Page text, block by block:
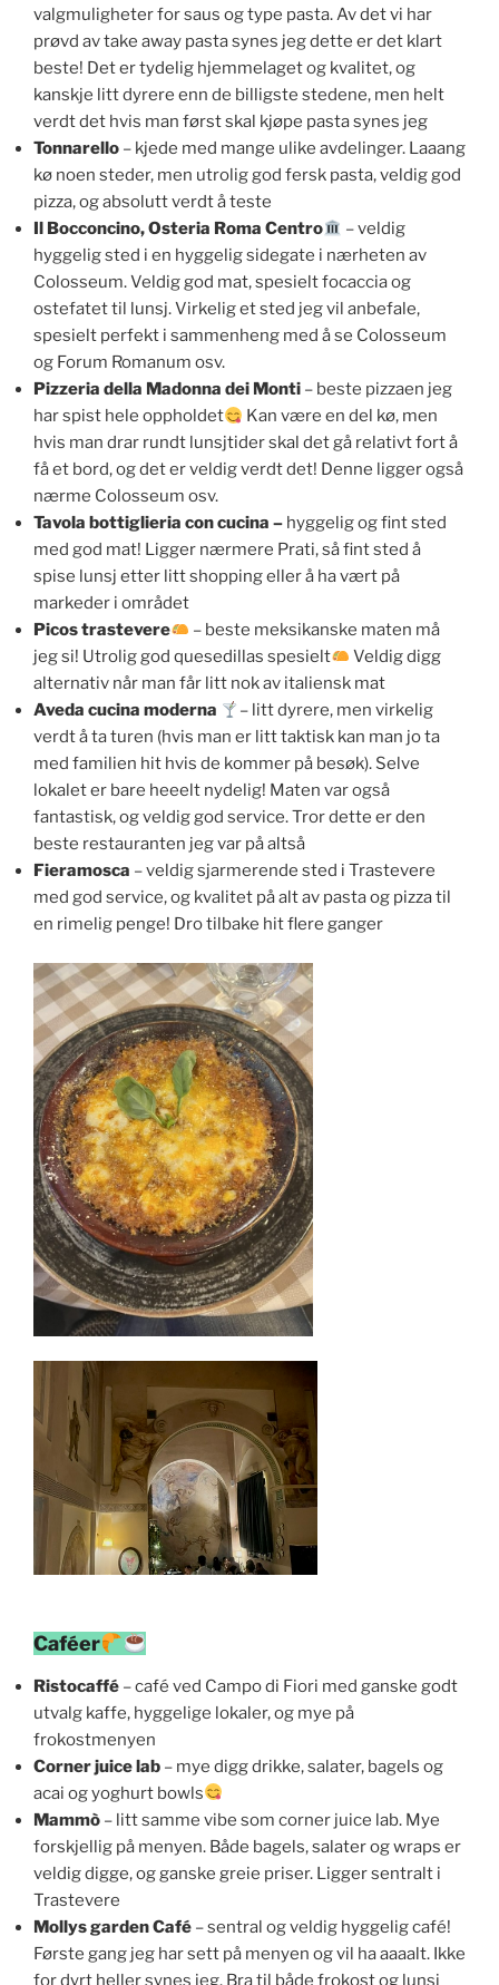
valgmuligheter for saus og type pasta. Av det vi har
prøvd av take away pasta synes jeg dette er det klart
beste! Det er tydelig hjemmelaget og kvalitet, og
kanskje litt dyrere enn de billigste stedene, men helt
verdt det hvis man først skal kjøpe pasta synes jeg
Tonnarello – kjede med mange ulike avdelinger. Laaang
kø noen steder, men utrolig god fersk pasta, veldig god
pizza, og absolutt verdt å teste
Il Bocconcino, Osteria Roma Centro
– veldig
hyggelig sted i en hyggelig sidegate i nærheten av
Colosseum. Veldig god mat, spesielt focaccia og
ostefatet til lunsj. Virkelig et sted jeg vil anbefale,
spesielt perfekt i sammenheng med å se Colosseum
og Forum Romanum osv.
Pizzeria della Madonna dei Monti – beste pizzaen jeg
har spist hele oppholdet
Kan være en del kø, men
hvis man drar rundt lunsjtider skal det gå relativt fort å
få et bord, og det er veldig verdt det! Denne ligger også
nærme Colosseum osv.
Tavola bottiglieria con cucina – hyggelig og fint sted
med god mat! Ligger nærmere Prati, så fint sted å
spise lunsj etter litt shopping eller å ha vært på
markeder i området
Picos trastevere
– beste meksikanske maten må
jeg si! Utrolig god quesedillas spesielt
Veldig digg
alternativ når man får litt nok av italiensk mat
Aveda cucina moderna
– litt dyrere, men virkelig
verdt å ta turen (hvis man er litt taktisk kan man jo ta
med familien hit hvis de kommer på besøk). Selve
lokalet er bare heeelt nydelig! Maten var også
fantastisk, og veldig god service. Tror dette er den
beste restauranten jeg var på altså
Fieramosca – veldig sjarmerende sted i Trastevere
med god service, og kvalitet på alt av pasta og pizza til
en rimelig penge! Dro tilbake hit flere ganger
Caféer
Ristocaffé – café ved Campo di Fiori med ganske godt
utvalg kaffe, hyggelige lokaler, og mye på
frokostmenyen
Corner juice lab – mye digg drikke, salater, bagels og
acai og yoghurt bowls
Mammò – litt samme vibe som corner juice lab. Mye
forskjellig på menyen. Både bagels, salater og wraps er
veldig digge, og ganske greie priser. Ligger sentralt i
Trastevere
Mollys garden Café – sentral og veldig hyggelig café!
Første gang jeg har sett på menyen og vil ha aaaalt. Ikke
for dyrt heller synes jeg. Bra til både frokost og lunsj